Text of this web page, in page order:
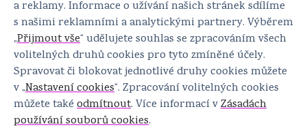
Změny na děložním čípku a
konizace
Ošetření děložního čípku se není třeba obávat.
a reklamy. Informace o užívání našich stránek sdílíme
s našimi reklamními a analytickými partnery. Výběrem
„Přijmout vše“ udělujete souhlas se zpracováním všech
volitelných druhů cookies pro tyto zmíněné účely.
Spravovat či blokovat jednotlivé druhy cookies můžete
v „Nastavení cookies“. Zpracování volitelných cookies
můžete také odmítnout. Více informací vZásadách
používání souborů cookies.